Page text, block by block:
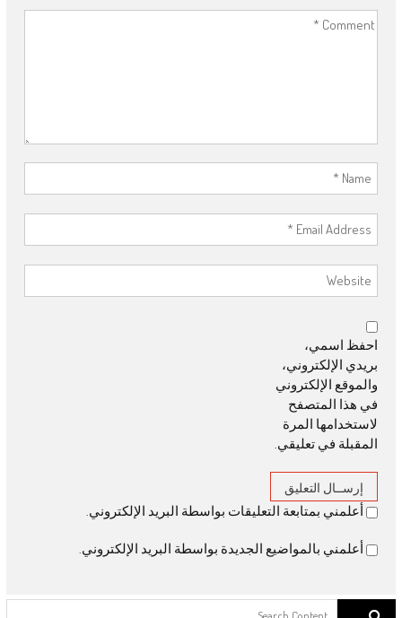
احفظ اسمي،
بريدي الإلكتروني،
والموقع الإلكتروني
في هذا المتصفح
لاستخدامها المرة
المقبلة في تعليقي.
أعلمني بمتابعة التعليقات بواسطة البريد الإلكتروني.
أعلمني بالمواضيع الجديدة بواسطة البريد الإلكتروني.
Search for: